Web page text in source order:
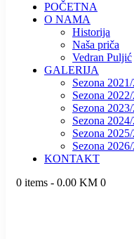
POČETNA
O NAMA
Historija
Naša priča
Vedran Puljić
GALERIJA
Sezona
Sezona
Sezona
Sezona
Sezona
Sezona
KONTAKT
0 items - 0.00 KM 0